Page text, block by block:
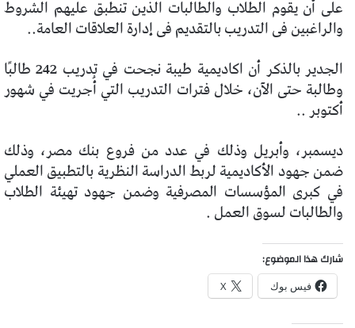
على أن يقوم الطلاب والطالبات الذين تنطبق عليهم الشروط
والراغبين فى التدريب بالتقديم فى إدارة العلاقات العامة..
الجدير بالذكر أن اكاديمية طيبة نجحت في تدريب 242 طالبًا
وطالبة حتى الآن، خلال فترات التدريب التي أُجريت في شهور
أكتوبر ..
ديسمبر، وأبريل وذلك في عدد من فروع بنك مصر، وذلك
ضمن جهود الأكاديمية لربط الدراسة النظرية بالتطبيق العملي
في كبرى المؤسسات المصرفية وضمن جهود تهيئة الطلاب
والطالبات لسوق العمل .
شارك هذا الموضوع:
فيس بوك X